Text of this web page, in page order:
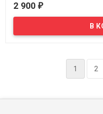
2 900 ₽
1 2